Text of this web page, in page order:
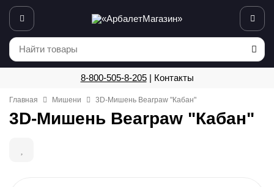
8-800-505-8-205| Контакты
Главная Мишени 3D-Мишень Bearpaw "Кабан"
3D-Мишень Bearpaw "Кабан"